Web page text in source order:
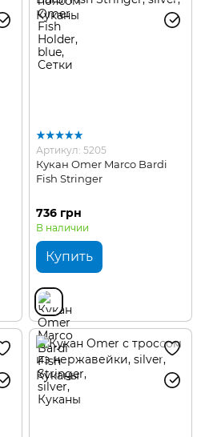
Артикул: 5205
Кукан Omer Marco Bardi
Fish Stringer
736 грн
В наличии
Купить